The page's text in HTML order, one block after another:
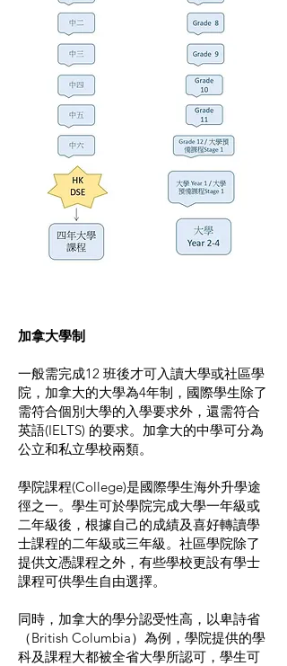
加拿大學制
一般需完成12 班後才可入讀大學或社區學
院，加拿大的大學為4年制，國際學生除了
需符合個別大學的入學要求外，還需符合
英語(IELTS) 的要求。加拿大的中學可分為
公立和私立學校兩類。
學院課程(College)是國際學生海外升學途
徑之一。學生可於學院完成大學一年級或
二年級後，根據自己的成績及喜好轉讀學
士課程的二年級或三年級。社區學院除了
提供文憑課程之外，有些學校更設有學士
課程可供學生自由選擇。
同時，加拿大的學分認受性高，以卑詩省
（British Columbia）為例，學院提供的學
科及課程大都被全省大學所認可，學生可